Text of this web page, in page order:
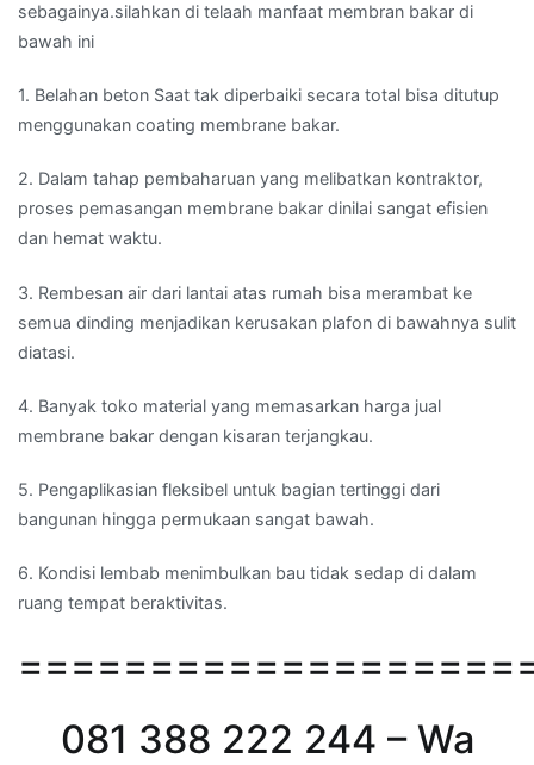
sebagainya.silahkan di telaah manfaat membran bakar di
bawah ini
1. Belahan beton Saat tak diperbaiki secara total bisa ditutup
menggunakan coating membrane bakar.
2. Dalam tahap pembaharuan yang melibatkan kontraktor,
proses pemasangan membrane bakar dinilai sangat efisien
dan hemat waktu.
3. Rembesan air dari lantai atas rumah bisa merambat ke
semua dinding menjadikan kerusakan plafon di bawahnya sulit
diatasi.
4. Banyak toko material yang memasarkan harga jual
membrane bakar dengan kisaran terjangkau.
5. Pengaplikasian fleksibel untuk bagian tertinggi dari
bangunan hingga permukaan sangat bawah.
6. Kondisi lembab menimbulkan bau tidak sedap di dalam
ruang tempat beraktivitas.
081 388 222 244 – Wa